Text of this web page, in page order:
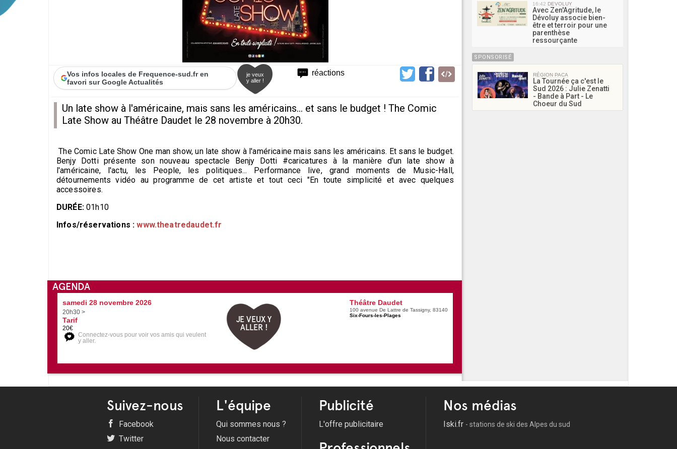
réactions
Vos infos locales de Frequence-sud.fr en
favori sur Google Actualités
je veux
y aller !
Un late show à l'américaine, mais sans les américains... et sans le budget ! The Comic
Late Show au Théâtre Daudet le 28 novembre à 20h30.
The Comic Late Show One man show, un late show à l'américaine mais sans les américains. Et sans le budget.
Benjy Dotti présente son nouveau spectacle Benjy Dotti #caricatures à la manière d'un late show à
l'américaine, l'actu, les People, les politiques... Performance live, grand moments de Music-Hall,
détournements vidéo au programme de cet artiste et tout ceci "En toute simplicité et avec quelques
accessoires.
DURÉE:01h10
Infos/réservations :www.theatredaudet.fr
AGENDA
samedi 28 novembre 2026
20h30 >
Tarif
20€
Connectez-vous pour voir vos amis qui veulent
y aller.
JE VEUX Y
ALLER !
Théâtre Daudet
100 avenue De Lattre de Tassigny, 83140
Six-Fours-les-Plages
16:42 DEVOLUY
Avec Zen'Agritude, le
Dévoluy associe bien-
être et terroir pour une
parenthèse
ressourçante
SPONSORISÉ
RÉGION PACA
La Tournée ça c'est le
Sud 2026 : Julie Zenatti
- Bande à Part - Le
Choeur du Sud
Suivez-nous
Facebook
Twitter
L'équipe
Qui sommes nous ?
Nous contacter
Publicité
L'offre publicitaire
Nos médias
Iski.fr - stations de ski des Alpes du sud